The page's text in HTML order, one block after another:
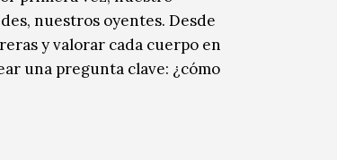
nuestros oyentes. Desde
y valorar cada cuerpo en
una pregunta clave: ¿cómo